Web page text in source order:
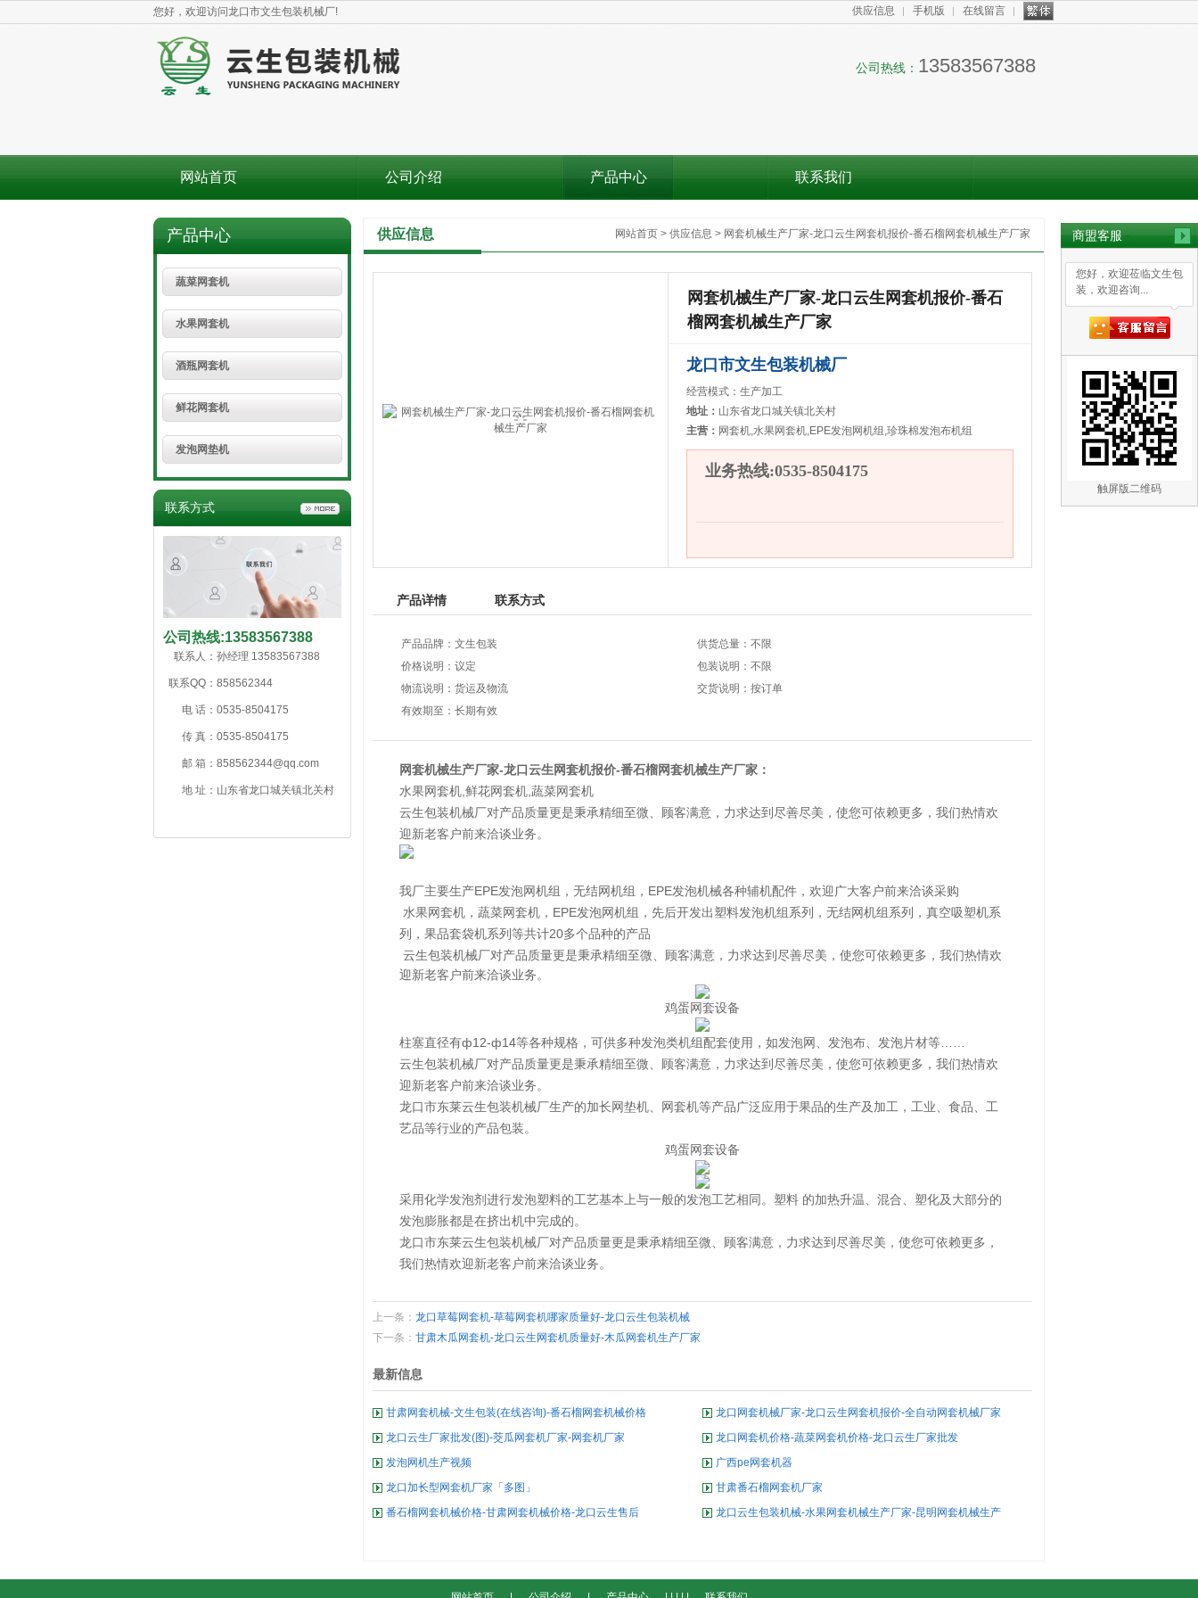
商盟客服
您好，欢迎莅临文生包
装，欢迎咨询...
触屏版二维码
您好，欢迎访问龙口市文生包装机械厂! 供应信息 手机版 在线留言
公司热线： 13583567388
网站首页 公司介绍 产品中心 联系我们
产品中心
蔬菜网套机
水果网套机
酒瓶网套机
鲜花网套机
发泡网垫机
联系方式
公司热线:13583567388
联系人： 孙经理 13583567388
联系QQ： 858562344
电 话： 0535-8504175
传 真： 0535-8504175
邮 箱： 858562344@qq.com
地 址： 山东省龙口城关镇北关村
网站首页 > 供应信息 > 网套机械生产厂家-龙口云生网套机报价-番石榴网套机械生产厂家
供应信息
网套机械生产厂家-龙口云生网套机报价-番石
榴网套机械生产厂家
龙口市文生包装机械厂
经营模式：生产加工
地址： 山东省龙口城关镇北关村
主营： 网套机,水果网套机,EPE发泡网机组,珍珠棉发泡布机组
业务热线:0535-8504175
产品详情 联系方式
产品品牌：文生包装
供货总量：不限
价格说明：议定
包装说明：不限
物流说明：货运及物流
交货说明：按订单
有效期至：长期有效
网套机械生产厂家-龙口云生网套机报价-番石榴网套机械生产厂家：
水果网套机 鲜花网套机 蔬菜网套机
云生包装机械厂对产品质量更是秉承精细至微、顾客满意，力求达到尽善尽美，使您可依赖更多，我们热情欢
迎新老客户前来洽谈业务。
我厂主要生产EPE发泡网机组，无结网机组，EPE发泡机械各种辅机配件，欢迎广大客户前来洽谈采购
水果网套机 ， 蔬菜网套机 ，EPE发泡网机组，先后开发出塑料发泡机组系列，无结网机组系列，真空吸塑机系
列，果品套袋机系列等共计20多个品种的产品
云生包装机械厂对产品质量更是秉承精细至微、顾客满意，力求达到尽善尽美，使您可依赖更多，我们热情欢
迎新老客户前来洽谈业务。
鸡蛋网套设备
柱塞直径有ф12-ф14等各种规格，可供多种发泡类机组配套使用，如发泡网、发泡布、发泡片材等……
云生包装机械厂对产品质量更是秉承精细至微、顾客满意，力求达到尽善尽美，使您可依赖更多，我们热情欢
迎新老客户前来洽谈业务。
龙口市东莱云生包装机械厂生产的加长网垫机、网套机等产品广泛应用于果品的生产及加工，工业、食品、工
艺品等行业的产品包装。
鸡蛋网套设备
采用化学发泡剂进行发泡塑料的工艺基本上与一般的发泡工艺相同。塑料 的加热升温、混合、塑化及大部分的
发泡膨胀都是在挤出机中完成的。
龙口市东莱云生包装机械厂对产品质量更是秉承精细至微、顾客满意，力求达到尽善尽美，使您可依赖更多，
我们热情欢迎新老客户前来洽谈业务。
上一条： 龙口草莓网套机-草莓网套机哪家质量好-龙口云生包装机械
下一条： 甘肃木瓜网套机-龙口云生网套机质量好-木瓜网套机生产厂家
最新信息
甘肃网套机械-文生包装(在线咨询)-番石榴网套机械价格
龙口网套机械厂家-龙口云生网套机报价-全自动网套机械厂家
龙口云生厂家批发(图)-茭瓜网套机厂家-网套机厂家
龙口网套机价格-蔬菜网套机价格-龙口云生厂家批发
发泡网机生产视频
广西pe网套机器
龙口加长型网套机厂家「多图」
甘肃番石榴网套机厂家
番石榴网套机械价格-甘肃网套机械价格-龙口云生售后
龙口云生包装机械-水果网套机械生产厂家-昆明网套机械生产